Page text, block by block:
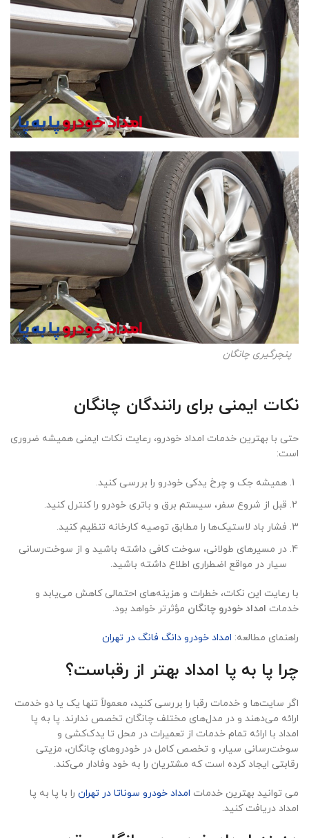
پنچرگیری چانگان
نکات ایمنی برای رانندگان چانگان
حتی با بهترین خدمات امداد خودرو، رعایت نکات ایمنی همیشه ضروری
است:
همیشه جک و چرخ یدکی خودرو را بررسی کنید.
قبل از شروع سفر، سیستم برق و باتری خودرو را کنترل کنید.
فشار باد لاستیک‌ها را مطابق توصیه کارخانه تنظیم کنید.
در مسیرهای طولانی، سوخت کافی داشته باشید و از سوخت‌رسانی
سیار در مواقع اضطراری اطلاع داشته باشید.
با رعایت این نکات، خطرات و هزینه‌های احتمالی کاهش می‌یابد و
خدمات امداد خودرو چانگان مؤثرتر خواهد بود.
راهنمای مطالعه: امداد خودرو دانگ فانگ در تهران
چرا پا به پا امداد بهتر از رقباست؟
اگر سایت‌ها و خدمات رقبا را بررسی کنید، معمولاً تنها یک یا دو خدمت
ارائه می‌دهند و در مدل‌های مختلف چانگان تخصص ندارند. پا به پا
امداد با ارائه تمام خدمات از تعمیرات در محل تا یدک‌کشی و
سوخت‌رسانی سیار، و تخصص کامل در خودروهای چانگان، مزیتی
رقابتی ایجاد کرده است که مشتریان را به خود وفادار می‌کند.
می توانید بهترین خدمات امداد خودرو سوناتا در تهران را با پا به پا
امداد دریافت کنید.